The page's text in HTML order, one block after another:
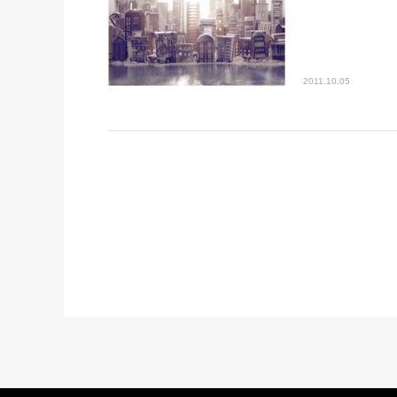
2011.10.05